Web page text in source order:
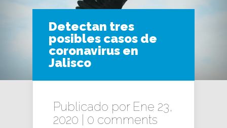
Detectan tres
posibles casos de
coronavirus en
Jalisco
Publicado por Ene 23,
2020 | 0 comments